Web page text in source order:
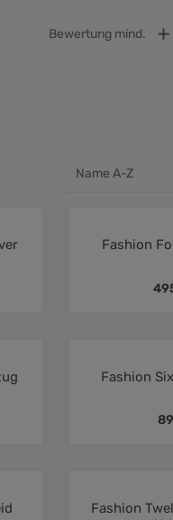
Bewertung mind.
Fashion
Bewertung von 5 von 5
Fashion
Fashion